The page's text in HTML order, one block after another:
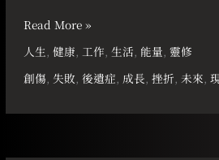
Read More »
人生,健康,工作,生活, 能量,靈修
創傷, 失敗,後遺症, 成長,挫折, 未來,